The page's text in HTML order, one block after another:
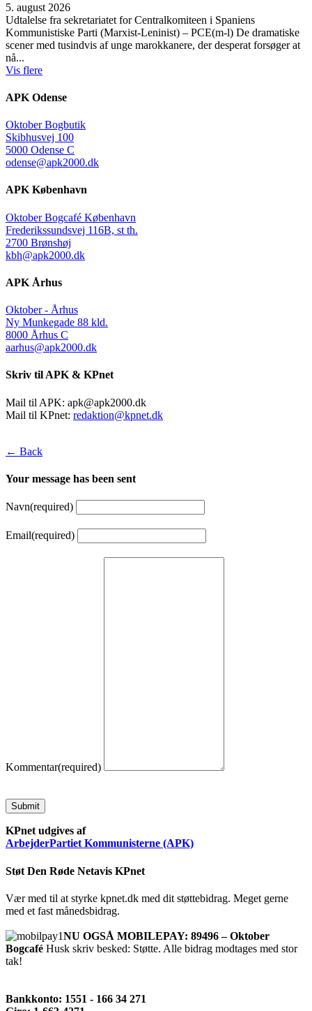
5. august 2026
Udtalelse fra sekretariatet for Centralkomiteen i Spaniens
Kommunistiske Parti (Marxist-Leninist) – PCE(m-l) De dramatiske
scener med tusindvis af unge marokkanere, der desperat forsøger at
nå...
Vis flere
APK Odense
Oktober Bogbutik
Skibhusvej 100
5000 Odense C
odense@apk2000.dk
APK København
Oktober Bogcafé København
Frederikssundsvej 116B, st th.
2700 Brønshøj
kbh@apk2000.dk
APK Århus
Oktober - Århus
Ny Munkegade 88 kld.
8000 Århus C
aarhus@apk2000.dk
Skriv til APK & KPnet
Mail til APK: apk@apk2000.dk
Mail til KPnet: redaktion@kpnet.dk
← Back
Your message has been sent
Navn(required)
Email(required)
Kommentar(required)
Submit
KPnet udgives af
ArbejderPartiet Kommunisterne (APK)
Støt Den Røde Netavis KPnet
Vær med til at styrke kpnet.dk med dit støttebidrag. Meget gerne
med et fast månedsbidrag.
NU OGSÅ MOBILEPAY: 89496 – Oktober
Bogcafé Husk skriv besked: Støtte. Alle bidrag modtages med stor
tak!
Bankkonto: 1551 - 166 34 271